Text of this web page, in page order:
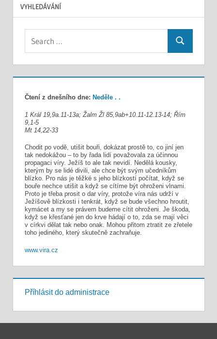
VYHLEDÁVÁNÍ
Search
Čtení z dnešního dne: Neděle . .
1 Král 19,9a.11-13a; Žalm Žl 85,9ab+10.11-12.13-14; Řím
9,1-5
Mt 14,22-33
Chodit po vodě, utišit bouři, dokázat prostě to, co jiní jen
tak nedokážou – to by řada lidí považovala za účinnou
propagaci víry. Ježíš to ale tak nevidí. Nedělá kousky,
kterým by se lidé divili, ale chce být svým učedníkům
blízko. Pro nás je těžké s jeho blízkostí počítat, když se
bouře nechce utišit a když se cítíme být ohroženi vlnami.
Proto je třeba prosit o dar víry, protože víra nás udrží v
Ježíšově blízkosti i tenkrát, když se bude všechno hroutit,
kymácet a my se právem budeme cítit ohroženi. Je škoda,
když se křesťané jen do krve hádají o to, zda se mají věci
v církvi dělat tak nebo onak. Mohou přitom ztratit ze zřetele
toho jediného, který skutečně zachraňuje.
www.vira.cz
Příhlásit do administrace